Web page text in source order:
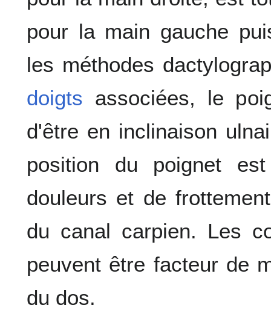
pour la main gauche
les méthodes
doigts associées, le
d'être en inclinaison
position du poignet
douleurs et de
du canal carpien. Les
peuvent être facteur de
du dos.